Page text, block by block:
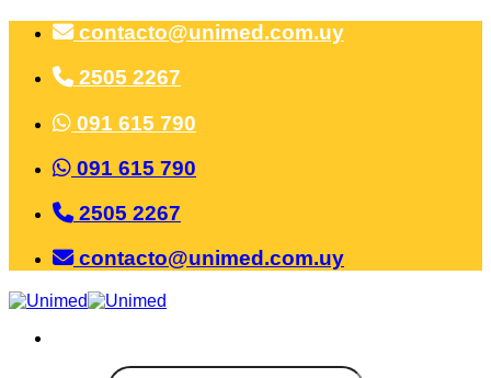
Saltar
contenido
contacto@unimed.com.uy
2505 2267
091 615 790
091 615 790
2505 2267
contacto@unimed.com.uy